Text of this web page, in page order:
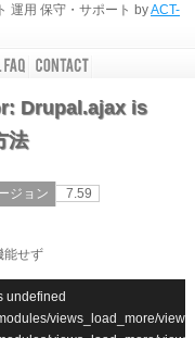
運用 保守・サポート byACT-
Drupal.ajax is
法
ジョン
7.59
能せず
undefined
views_load_more/